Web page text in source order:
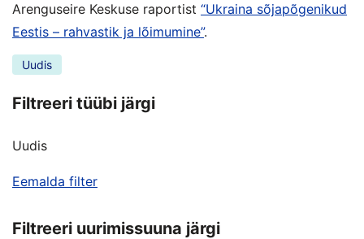
Arenguseire Keskuse raportist “Ukraina sõjapõgenikud
Eestis – rahvastik ja lõimumine”.
Uudis
Filtreeri tüübi järgi
Uudis
Eemalda filter
Filtreeri uurimissuuna järgi